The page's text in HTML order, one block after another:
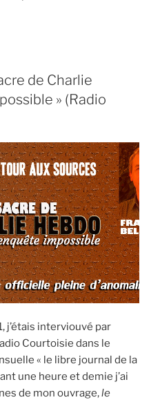
»
de Charlie
» (Radio
j’étais interviouvé par
Courtoisie dans le
« le libre journal de la
une heure et demie j’ai
de mon ouvrage,le